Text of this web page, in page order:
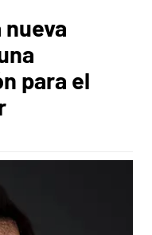
para el